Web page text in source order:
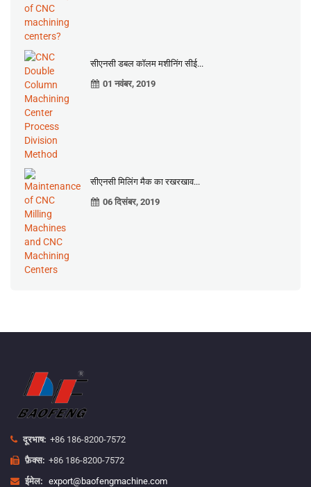
सीएनसी डबल कॉलम मशीनिंग सीई...
01 नवंबर, 2019
सीएनसी मिलिंग मैक का रखरखाव...
06 दिसंबर, 2019
दूरभाष: +86 186-8200-7572
फ़ैक्स: +86 186-8200-7572
ईमेल: export@baofengmachine.com